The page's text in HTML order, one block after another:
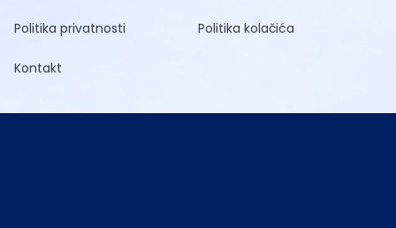
Politika privatnosti Politika kolačića
Kontakt